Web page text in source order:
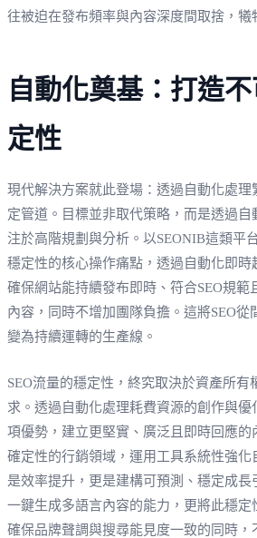
往被迫在發布頻率與內容深度間取捨，犧
自動化奠基：打造
定性
現代解決方案就此登場：透過自動化處理
定管道。目標並非取代策略，而是透過
注於高階規劃與分析。以SEONIB這類平
穩定性的核心操作痛點，透過自動化即時
確保網站能持續發布即時、符合SEO規範
內容，同時不增加團隊負擔。這將SEO從
變為持續運轉的生產線。
SEO流量的穩定性，終究取決於資產所有
求。透過自動化處理耗費資源的創作與
項優勢，建立更堅實、廣泛且即時回應的
確定性的行銷領域，運用工具系統性強化
是效率提升，更是建構可預測、穩定成長
一鍵生成多語言內容的能力，更將此穩定
確保品牌聲調與搜尋能見度一致的同時，